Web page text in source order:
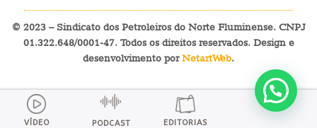
© 2023 – Sindicato dos Petroleiros do Norte Fluminense. CNPJ
01.322.648/0001-47. Todos os direitos reservados. Design e
desenvolvimento porNetartWeb.
VÍDEO PODCAST EDITORIAS